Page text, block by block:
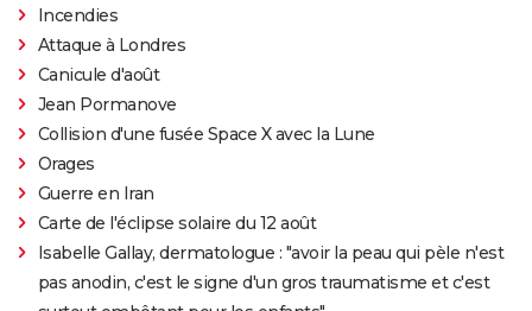
Incendies
Attaque à Londres
Canicule d'août
Jean Pormanove
Collision d'une fusée Space X avec la Lune
Orages
Guerre en Iran
Carte de l'éclipse solaire du 12 août
Isabelle Gallay, dermatologue : "avoir la peau qui pèle n'est
pas anodin, c'est le signe d'un gros traumatisme et c'est